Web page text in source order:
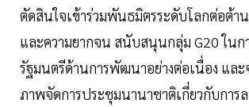
ตัดสินใจเข้าร่วมพันธมิตรระดับโลกต่อต้า
และความยากจน สนับสนุนกลุ่ม G20 ในก
รัฐมนตรีด้านการพัฒนาอย่างต่อเนื่อง และ
ภาพจัดการประชุมนานาชาติเกี่ยวกับการ